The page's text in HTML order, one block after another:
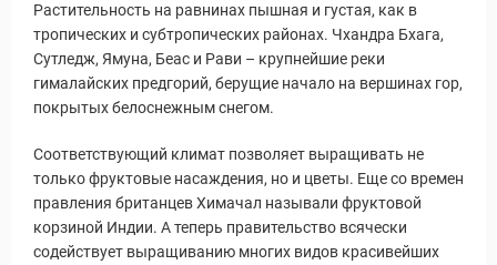
Растительность на равнинах пышная и густая, как в
тропических и субтропических районах. Чхандра Бхага,
Сутледж, Ямуна, Беас и Рави – крупнейшие реки
гималайских предгорий, берущие начало на вершинах гор,
покрытых белоснежным снегом.
Соответствующий климат позволяет выращивать не
только фруктовые насаждения, но и цветы. Еще со времен
правления британцев Химачал называли фруктовой
корзиной Индии. А теперь правительство всячески
содействует выращиванию многих видов красивейших